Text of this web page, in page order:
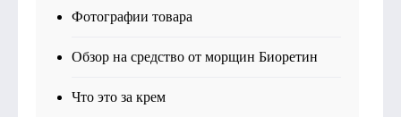
Фотографии товара
Обзор на средство от морщин Биоретин
Что это за крем